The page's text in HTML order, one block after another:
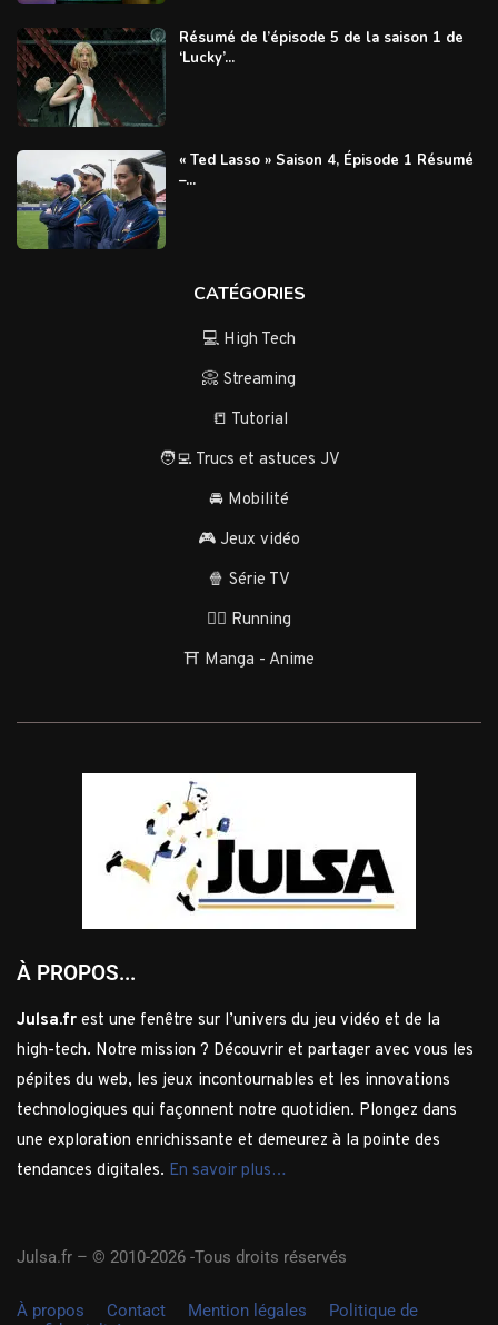
Résumé de l’épisode 5 de la saison 1 de
‘Lucky’...
« Ted Lasso » Saison 4, Épisode 1 Résumé
–...
CATÉGORIES
💻 High Tech
📀 Streaming
📒 Tutorial
🧑‍💻 Trucs et astuces JV
🚘 Mobilité
🎮 Jeux vidéo
🍿 Série TV
🏃‍♂️ Running
⛩️ Manga - Anime
À PROPOS...
Julsa.fr est une fenêtre sur l’univers du jeu vidéo et de la
high-tech. Notre mission ? Découvrir et partager avec vous les
pépites du web, les jeux incontournables et les innovations
technologiques qui façonnent notre quotidien. Plongez dans
une exploration enrichissante et demeurez à la pointe des
tendances digitales. En savoir plus…
Julsa.fr – © 2010-2026 -Tous droits réservés
À propos Contact Mention légales
Politique de